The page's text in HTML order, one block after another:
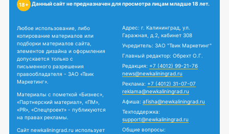
18+ Данный сайт не предназначен для просмотра лицам младше 18 лет.
Любое использование, либо
копирование материалов или
подборки материалов сайта,
элементов дизайна и оформления
допускается только с
письменного разрешения
правообладателя - ЗАО «Твик
Маркетинг».
Материалы с пометкой «Бизнес»,
«Партнерский материал», «ПМ»,
«PR», «Спецпроект» - публикуются
на правах рекламы.
Сайт newkaliningrad.ru использует
Адрес: г. Калининград, ул.
Гаражная, д.2, кабинет 308
Учредитель: ЗАО "Твик Маркетинг"
Главный редактор: Обрехт О.Г.
Редакция: +7 (4012) 99-21-76
news@newkaliningrad.ru
Реклама: +7 (4012) 31-07-07
reklama@newkaliningrad.ru
Афиша: afisha@newkaliningrad.ru
Техподдержка:
support@newkaliningrad.ru
Общие вопросы: